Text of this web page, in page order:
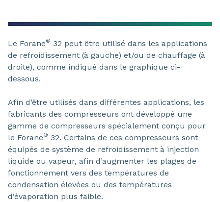
Le Forane® 32 peut être utilisé dans les applications
de refroidissement (à gauche) et/ou de chauffage (à
droite), comme indiqué dans le graphique ci-
dessous.
Afin d’être utilisés dans différentes applications, les
fabricants des compresseurs ont développé une
gamme de compresseurs spécialement conçu pour
le Forane® 32. Certains de ces compresseurs sont
équipés de système de refroidissement à injection
liquide ou vapeur, afin d’augmenter les plages de
fonctionnement vers des températures de
condensation élevées ou des températures
d’évaporation plus faible.